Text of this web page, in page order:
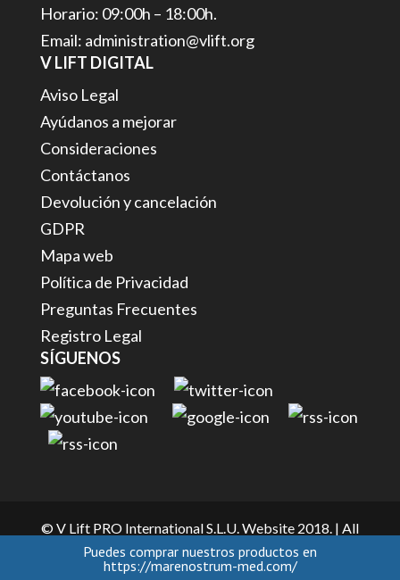
Horario: 09:00h – 18:00h.
Email: administration@vlift.org
V LIFT DIGITAL
Aviso Legal
Ayúdanos a mejorar
Consideraciones
Contáctanos
Devolución y cancelación
GDPR
Mapa web
Política de Privacidad
Preguntas Frecuentes
Registro Legal
SÍGUENOS
© V Lift PRO International S.L.U. Website 2018. | All
rights reserved.
Puedes comprar nuestros productos en
https://marenostrum-med.com/